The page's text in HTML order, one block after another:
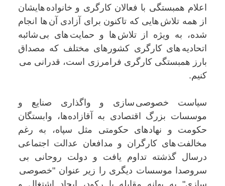
اعلام همبستگی با فعالان کارگری و خانوادە هایشان
از همە تلاش هایی کە تاکنون برای آزادی آن ها انجام
شدە، بە ویژە از تلاش ها و حمایت های بی شائبە
اتحادیە های کارگری کشورهای مختلف کە مصداق
بارز همبستگی کارگری فرامرزی است، قدرانی می
کنيم.
سیاست خصوصی سازی و واگذاری صنایع و
موسسات بزرگ اقتصادی بە آقازادەها، وابستگان
حکومت و نهادهای حکومتی مثل سپاه، بە رغم
مخالفت های کارگران و مدافعان عدالت اجتماعی
درسال گذشتە تداوم يافت و دولت روحانی بی
سروصدا موسسات دیگری را زیر عنوان "خصوصی